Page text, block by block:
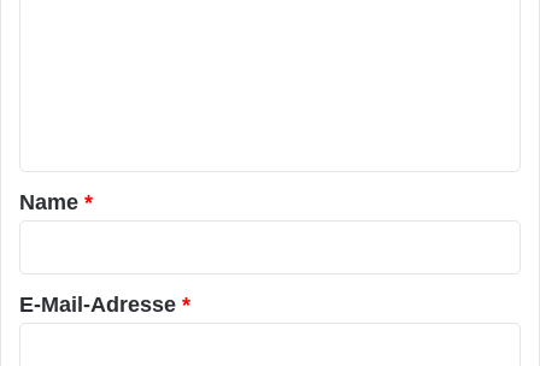
a
r
*
Name *
E-Mail-Adresse *